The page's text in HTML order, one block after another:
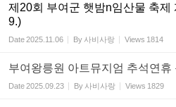
제20회 부여군 햇밤n임산물 축제
9.)
Date2025.11.06 By 사비사랑 Views 1814
부여왕릉원 아트뮤지엄 추석연휴
Date2025.09.23 By 사비사랑 Views 1829